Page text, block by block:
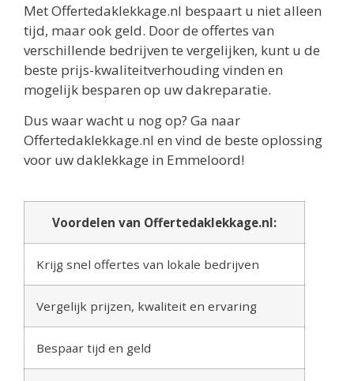
Met Offertedaklekkage.nl bespaart u niet alleen
tijd, maar ook geld. Door de offertes van
verschillende bedrijven te vergelijken, kunt u de
beste prijs-kwaliteitverhouding vinden en
mogelijk besparen op uw dakreparatie.
Dus waar wacht u nog op? Ga naar
Offertedaklekkage.nl en vind de beste oplossing
voor uw daklekkage in Emmeloord!
Voordelen van Offertedaklekkage.nl:
Krijg snel offertes van lokale bedrijven
Vergelijk prijzen, kwaliteit en ervaring
Bespaar tijd en geld